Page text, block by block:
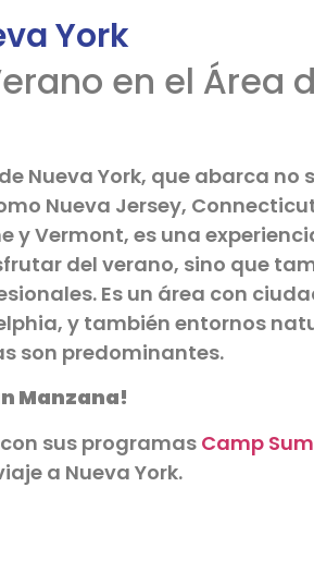
York
en el Área
Nueva York, que abarca no
Nueva Jersey,
y Vermont, es una
del verano, sino que
Es un área con
y también entornos
son predominantes.
Manzana!
con sus programas Camp
a Nueva York.